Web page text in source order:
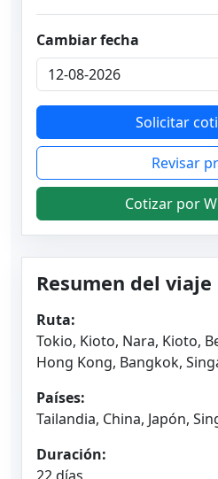
Resumen del viaje
Ruta:
Tokio, Kioto, Nara, Kioto,
Hong Kong, Bangkok,
Países:
Tailandia, China, Japón,
Duración:
22 días
Cambiar fecha
Solicitar
Revisar
Cotizar por